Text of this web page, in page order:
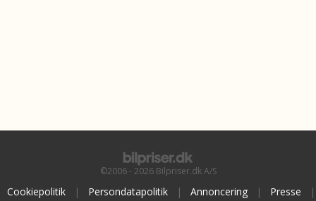
©2006 - 2026 Bilpriser.dk A/S
Cookiepolitik | Persondatapolitik | Annoncering | Presse
|